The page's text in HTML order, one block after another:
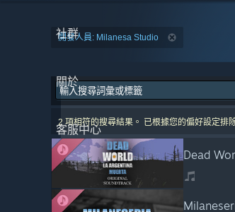
社群
關於
客服中心
開發人員: Milanesa Studio
2 項相符的搜尋結果。 已根據您的偏好設定排
Dead